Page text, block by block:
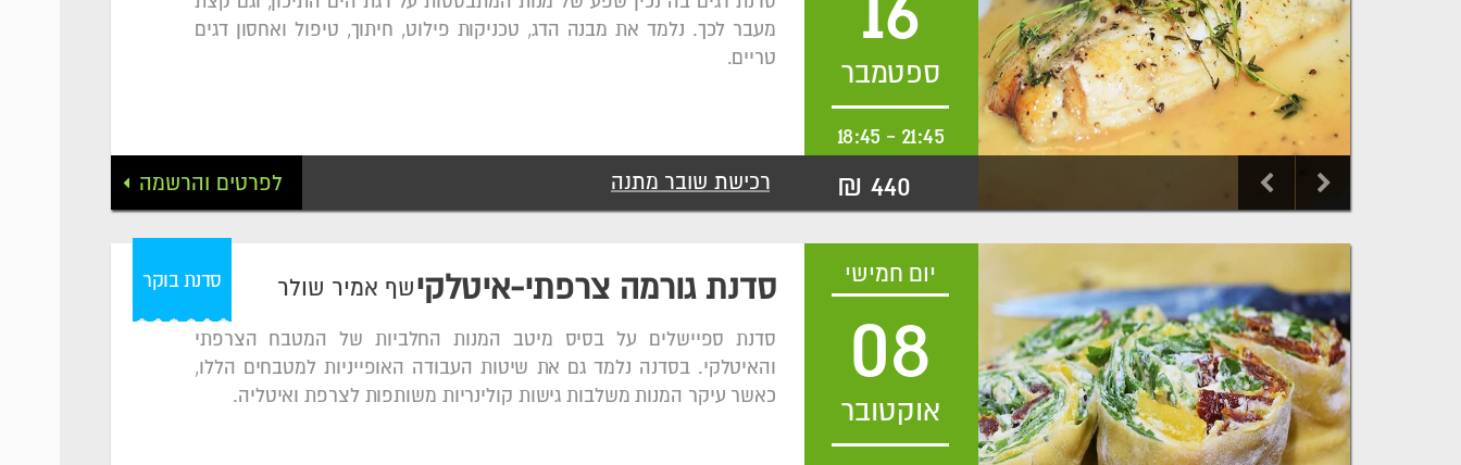
ספטמבר
21:45
-
18:45
מעבר לכך. נלמד את מבנה הדג, טכניקות פילוט, חיתוך, טיפול ואחסון דגים
טריים.
440 ₪ רכישת שובר מתנה לפרטים והרשמה
יום חמישי
08
אוקטובר
סדנת בוקר סדנת גורמה צרפתי-איטלקישף אמיר שולר
סדנת ספיישלים על בסיס מיטב המנות החלביות של המטבח הצרפתי
והאיטלקי. בסדנה נלמד גם את שיטות העבודה האופייניות למטבחים הללו,
כאשר עיקר המנות משלבות גישות קולינריות משותפות לצרפת ואיטליה.